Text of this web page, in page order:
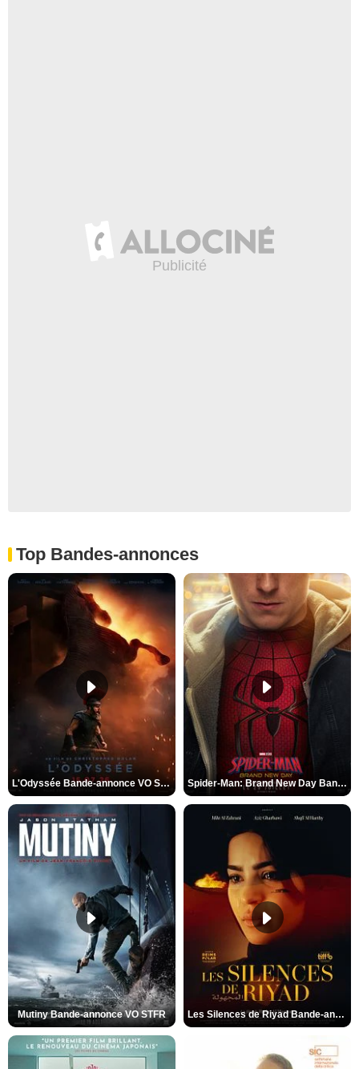
Top Bandes-annonces
L'Odyssée Bande-annonce VO STFR Spider-Man: Brand New Day Bande-annonce VO STFR
Mutiny Bande-annonce VO STFR Les Silences de Riyad Bande-annonce VO STFR